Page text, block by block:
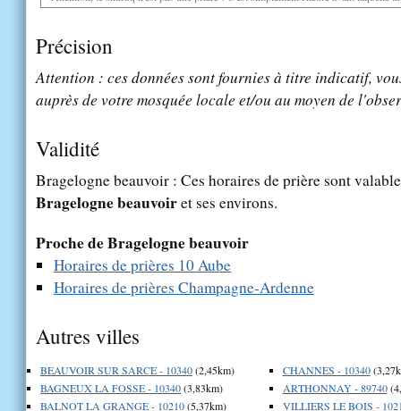
Précision
Attention : ces données sont fournies à titre indicatif,
auprès de votre mosquée locale et/ou au moyen de
Validité
Bragelogne beauvoir : Ces horaires de prière sont
Bragelogne beauvoiret ses environs.
Proche de Bragelogne beauvoir
Horaires de prières 10 Aube
Horaires de prières Champagne-Ardenne
Autres villes
BEAUVOIR SUR SARCE - 10340(2,45km)
BAGNEUX LA FOSSE - 10340(3,83km)
BALNOT LA GRANGE - 10210(5,37km)
CHANNES - 10340
ARTHONNAY - 89740
VILLIERS LE BOIS -